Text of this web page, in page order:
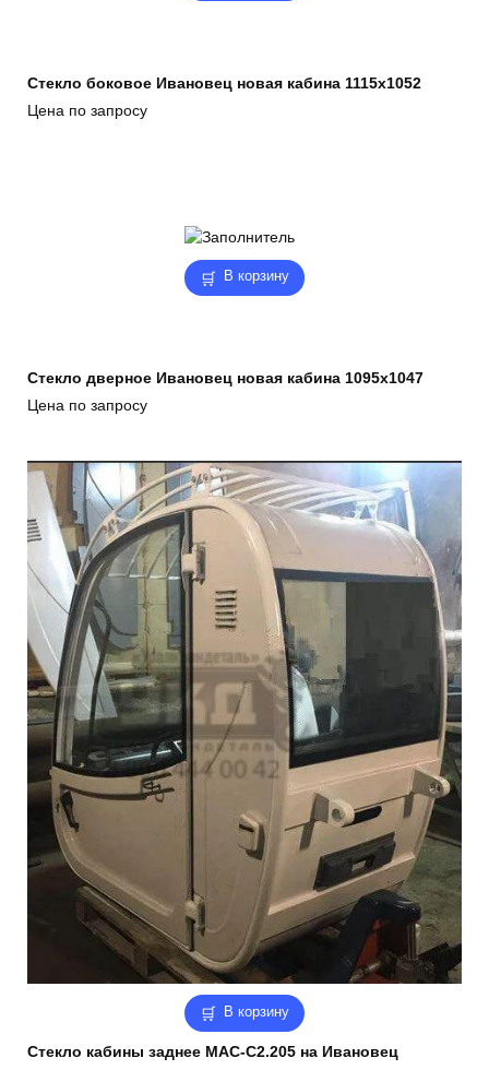
Стекло боковое Ивановец новая кабина 1115х1052
Цена по запросу
В корзину
Стекло дверное Ивановец новая кабина 1095х1047
Цена по запросу
В корзину
Стекло кабины заднее MAC-C2.205 на Ивановец